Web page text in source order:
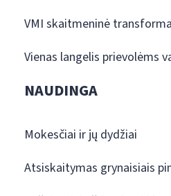
VMI skaitmeninė
Vienas langelis prievolėms
NAUDINGA
Mokesčiai ir jų dydžiai
Atsiskaitymas grynaisiais